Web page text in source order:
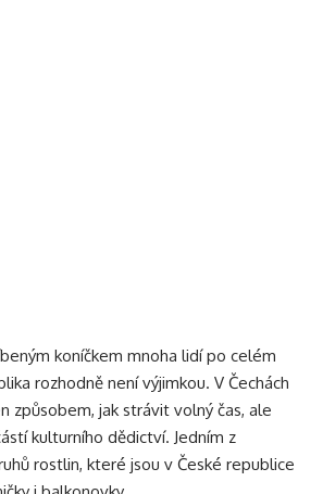
koníčkem mnoha lidí po celém
rozhodně není výjimkou. V Čechách
způsobem, jak strávit volný čas, ale
kulturního dědictví. Jedním z
rostlin, které jsou v České republice